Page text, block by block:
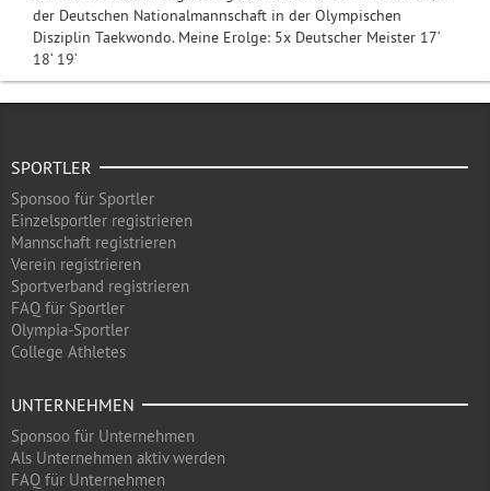
der Deutschen Nationalmannschaft in der Olympischen
Disziplin Taekwondo. Meine Erolge: 5x Deutscher Meister 17‘
18‘ 19‘
SPORTLER
Sponsoo für Sportler
Einzelsportler registrieren
Mannschaft registrieren
Verein registrieren
Sportverband registrieren
FAQ für Sportler
Olympia-Sportler
College Athletes
UNTERNEHMEN
Sponsoo für Unternehmen
Als Unternehmen aktiv werden
FAQ für Unternehmen